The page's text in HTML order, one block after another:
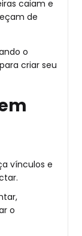
caiam e
de
o
criar seu
vínculos e
o